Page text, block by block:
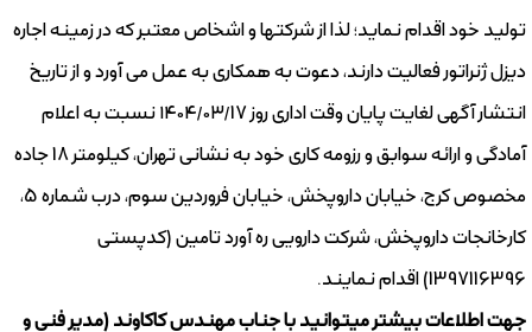
تولید خود اقدام نماید؛ لذا از شرکتها و اشخاص معتبر که در زمینه اجاره
دیزل ژنراتور فعالیت دارند، دعوت به همکاری به عمل می آورد و از تاریخ
انتشار آگهی لغایت پایان وقت اداری روز ۱۴۰۴/۰۳/17 نسبت به اعلام
آمادگی و ارائه سوابق و رزومه کاری خود به نشانی تهران، کیلومتر 18 جاده
مخصوص کرج، خیابان داروپخش، خیابان فروردین سوم، درب شماره 5،
کارخانجات داروپخش، شرکت دارویی ره آورد تامین (کدپستی
1397116396) اقدام نمایند.
جهت اطلاعات بیشتر میتوانید با جناب مهندس کاکاوند (مدیر فنی و